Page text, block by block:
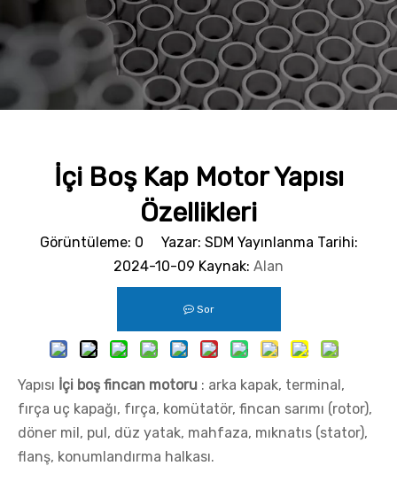
İçi Boş Kap Motor Yapısı
Özellikleri
Görüntüleme: 0 Yazar: SDM Yayınlanma Tarihi:
2024-10-09 Kaynak: Alan
Sor
Yapısı İçi boş fincan motoru : arka kapak, terminal,
fırça uç kapağı, fırça, komütatör, fincan sarımı (rotor),
döner mil, pul, düz yatak, mahfaza, mıknatıs (stator),
flanş, konumlandırma halkası.